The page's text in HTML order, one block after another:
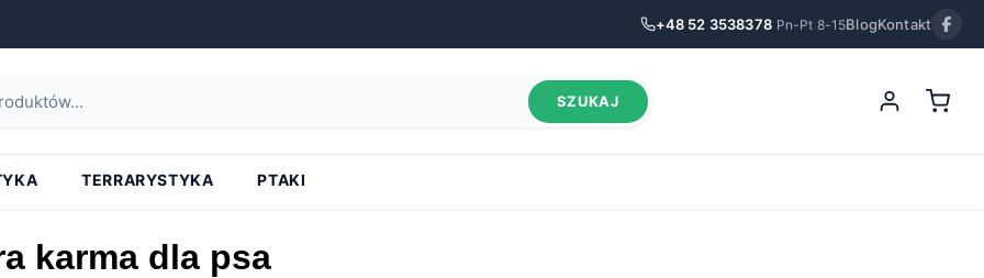
+48 52 3538378 Pn-Pt 8-15BlogKontakt
SZUKAJ
TERRARYSTYKA PTAKI
karma dla psa